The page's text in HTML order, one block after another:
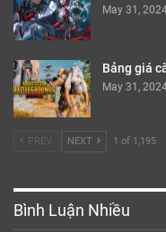
May 31,
Bảng giá
May 31,
PREV NEXT 1 of 1,195
Bình Luận Nhiều